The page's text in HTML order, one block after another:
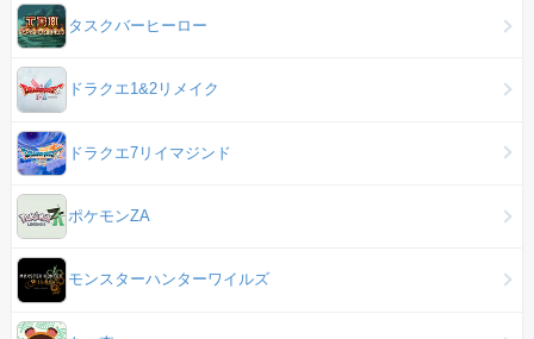
タスクバーヒーロー
ドラクエ1&2リメイク
ドラクエ7リイマジンド
ポケモンZA
モンスターハンターワイルズ